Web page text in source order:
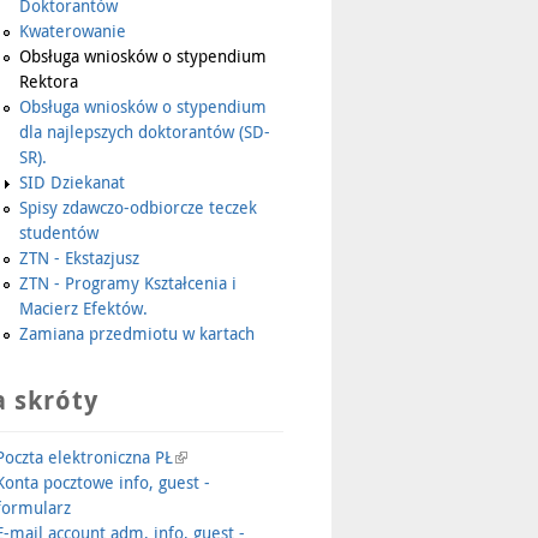
Doktorantów
Kwaterowanie
Obsługa wniosków o stypendium
Rektora
Obsługa wniosków o stypendium
dla najlepszych doktorantów (SD-
SR).
SID Dziekanat
Spisy zdawczo-odbiorcze teczek
studentów
ZTN - Ekstazjusz
ZTN - Programy Kształcenia i
Macierz Efektów.
Zamiana przedmiotu w kartach
skróty
elektroniczna PŁ
pocztowe info, guest -
mail account adm, info, guest -